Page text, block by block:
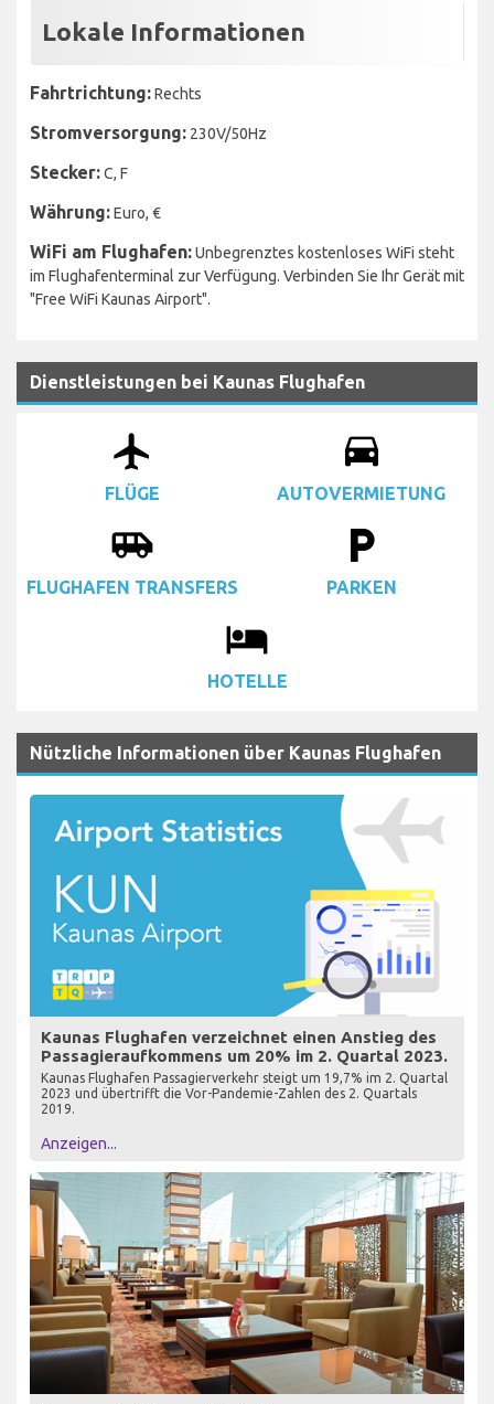
Lokale Informationen
Fahrtrichtung:Rechts
Stromversorgung: 230V/50Hz
Stecker:C, F
Währung:Euro, €
WiFi am Flughafen:Unbegrenztes kostenloses WiFi steht
im Flughafenterminal zur Verfügung. Verbinden Sie Ihr Gerät mit
"Free WiFi Kaunas Airport".
Dienstleistungen bei Kaunas Flughafen
airplanemode_active
FLÜGE
drive_eta
AUTOVERMIETUNG
airport_shuttle
FLUGHAFEN TRANSFERS
local_parking
PARKEN
local_hotel
HOTELLE
Nützliche Informationen über Kaunas Flughafen
Kaunas Flughafen verzeichnet einen Anstieg des
Passagieraufkommens um 20% im 2. Quartal 2023.
Kaunas Flughafen Passagierverkehr steigt um 19,7% im 2. Quartal
2023 und übertrifft die Vor-Pandemie-Zahlen des 2. Quartals
2019.
Anzeigen...